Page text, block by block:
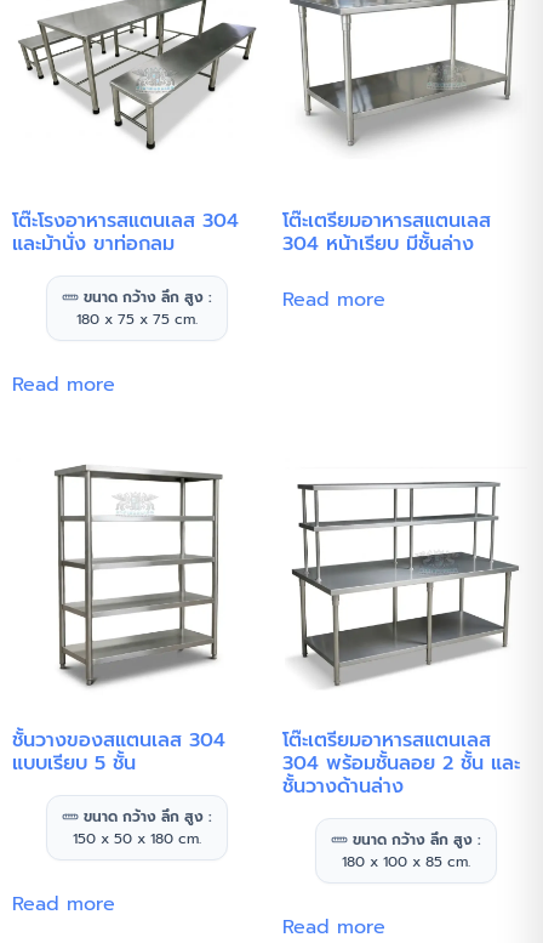
โต๊ะโรงอาหารสแตนเลส 304
และม้านั่ง ขาท่อกลม
ขนาด กว้าง ลึก สูง :
180 x 75 x 75 cm.
Read more
โต๊ะเตรียมอาหารสแตนเลส
304 หน้าเรียบ มีชั้นล่าง
Read more
ชั้นวางของสแตนเลส 304
แบบเรียบ 5 ชั้น
ขนาด กว้าง ลึก สูง :
150 x 50 x 180 cm.
Read more
โต๊ะเตรียมอาหารสแตนเลส
304 พร้อมชั้นลอย 2 ชั้น และ
ชั้นวางด้านล่าง
ขนาด กว้าง ลึก สูง :
180 x 100 x 85 cm.
Read more